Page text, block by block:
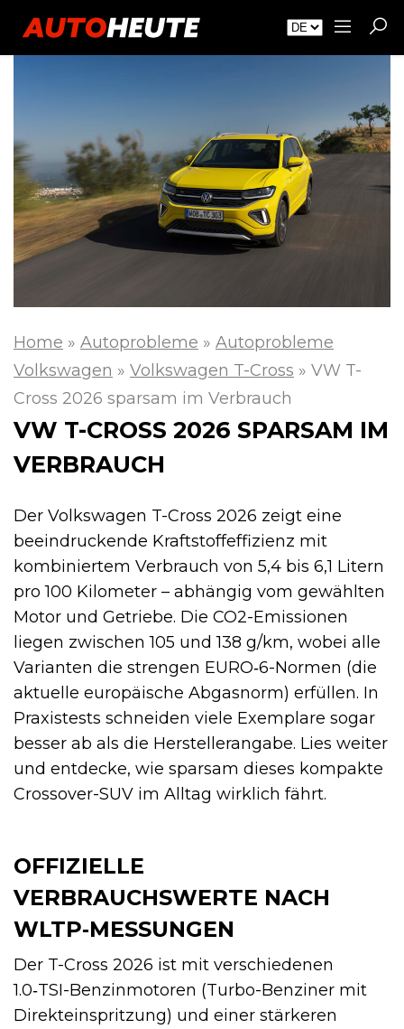
Home » Autoprobleme » Autoprobleme
Volkswagen » Volkswagen T-Cross » VW T-
Cross 2026 sparsam im Verbrauch
VW T-CROSS 2026 SPARSAM IM
VERBRAUCH
Der Volkswagen T-Cross 2026 zeigt eine
beeindruckende Kraftstoffeffizienz mit
kombiniertem Verbrauch von 5,4 bis 6,1 Litern
pro 100 Kilometer – abhängig vom gewählten
Motor und Getriebe. Die CO2-Emissionen
liegen zwischen 105 und 138 g/km, wobei alle
Varianten die strengen EURO‑6-Normen (die
aktuelle europäische Abgasnorm) erfüllen. In
Praxistests schneiden viele Exemplare sogar
besser ab als die Herstellerangabe. Lies weiter
und entdecke, wie sparsam dieses kompakte
Crossover-SUV im Alltag wirklich fährt.
OFFIZIELLE
VERBRAUCHSWERTE NACH
WLTP‑MESSUNGEN
Der T-Cross 2026 ist mit verschiedenen
1.0‑TSI-Benzinmotoren (Turbo-Benziner mit
Direkteinspritzung) und einer stärkeren